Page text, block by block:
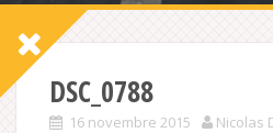
DSC_0788
16 novembre 2015 Nicolas